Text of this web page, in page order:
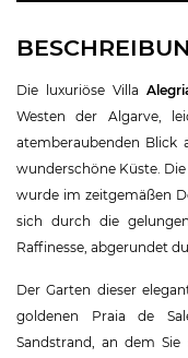
Die luxuriöse Villa
Westen der Algarve,
atemberaubenden Blick
wunderschöne Küste.
wurde im zeitgemäßen
sich durch die
Raffinesse, abgerundet
Der Garten dieser
goldenen Praia de
Sandstrand, an dem